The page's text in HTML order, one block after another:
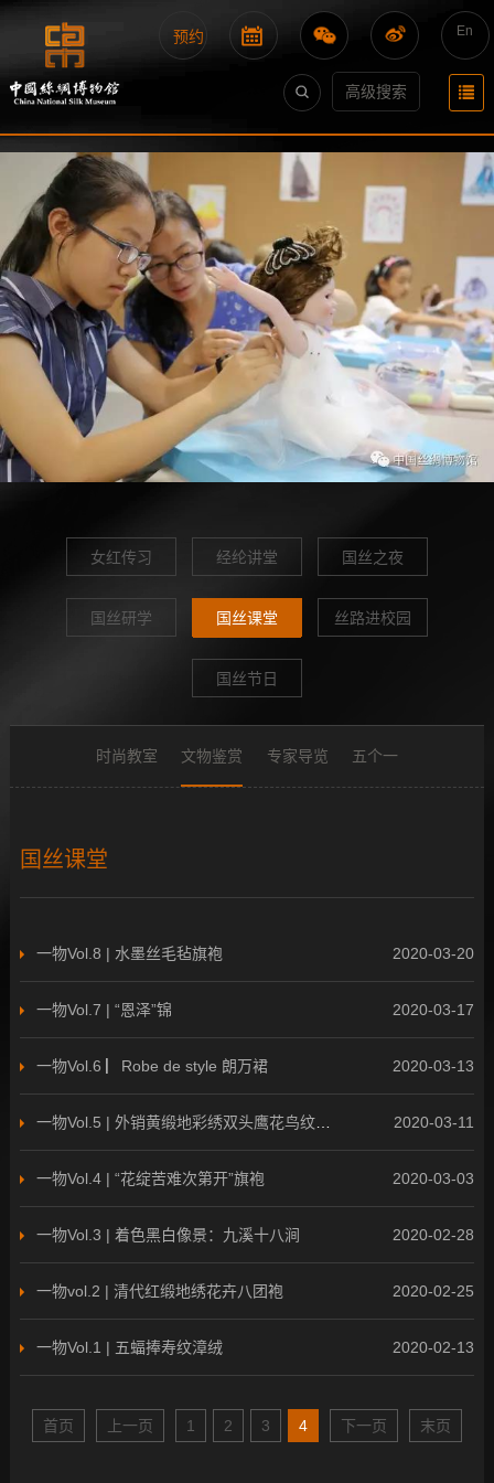
En
预约
高级搜索
女红传习 经纶讲堂 国丝之夜
国丝研学 国丝课堂 丝路进校园
国丝节日
时尚教室 文物鉴赏 专家导览 五个一
国丝课堂
一物Vol.8 | 水墨丝毛毡旗袍 2020-03-20
一物Vol.7 | “恩泽”锦 2020-03-17
一物Vol.6 ▏Robe de style 朗万裙 2020-03-13
一物Vol.5 | 外销黄缎地彩绣双头鹰花鸟纹床罩 2020-03-11
一物Vol.4 | “花绽苦难次第开”旗袍 2020-03-03
一物Vol.3 | 着色黑白像景：九溪十八涧 2020-02-28
一物vol.2 | 清代红缎地绣花卉八团袍 2020-02-25
一物Vol.1 | 五蝠捧寿纹漳绒 2020-02-13
首页 上一页 1 2 3 4 下一页 末页